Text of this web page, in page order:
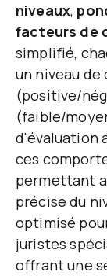
niveaux,
facteurs de
simplifié,
un niveau
(positive/
(faible/
d'évaluation
ces
permettant
précise du
optimisé
juristes
offrant une